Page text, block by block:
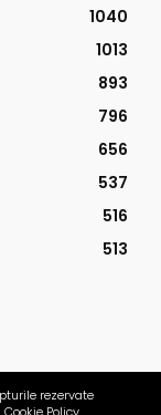
1040
1013
893
796
656
537
516
513
rezervate